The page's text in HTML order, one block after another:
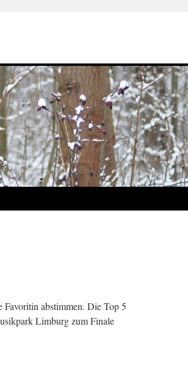
abstimmen. Die Top 5
Limburg zum Finale